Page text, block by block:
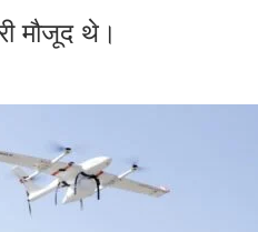
मौजूद थे।